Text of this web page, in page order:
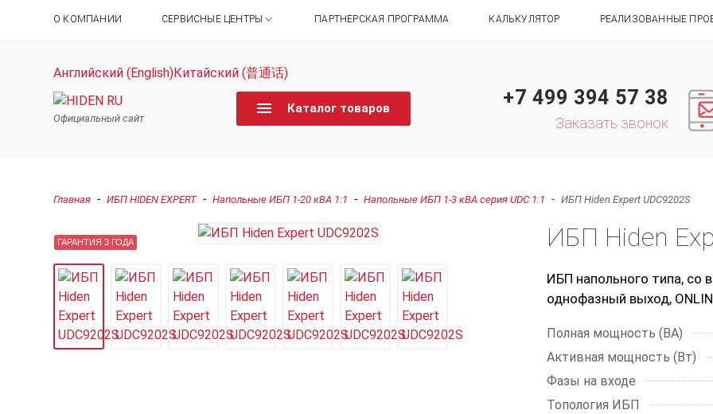
О КОМПАНИИ СЕРВИСНЫЕ ЦЕНТРЫ ПАРТНЕРСКАЯ ПРОГРАММА КАЛЬКУЛЯТОР РЕАЛИЗОВАННЫЕ
Английский (English)Китайский (普通话)
Официальный сайт
Каталог товаров +7 499 394 57 38
Заказать звонок
Главная - ИБП HIDEN EXPERT - Напольные ИБП 1-20 кВА 1:1 - Напольные ИБП 1-3 кВА серия UDC 1:1 - ИБП Hiden Expert UDC9202S
ГАРАНТИЯ 3 ГОДА ИБП Hiden
ИБП напольного типа, со
однофазный выход,
Полная мощность (ВА)
Активная мощность (Вт)
Фазы на входе
Топология ИБП